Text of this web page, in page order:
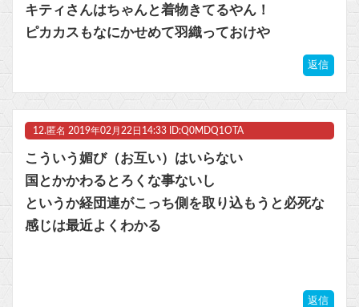
キティさんはちゃんと着物きてるやん！
ピカカスもなにかせめて羽織っておけや
返信
12. 匿名 2019年02月22日14:33 ID:Q0MDQ1OTA
こういう媚び（お互い）はいらない
国とかかわるとろくな事ないし
というか経団連がこっち側を取り込もうと必死な
感じは最近よくわかる
返信